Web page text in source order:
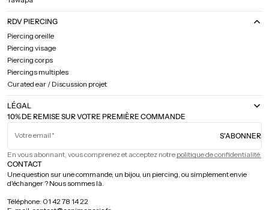
10% DE REMISE SUR VOTRE PREMIÈRE COMMANDE
Votre email S'ABONNER
En vous abonnant, vous comprenez et acceptez notre politique de confidentialité.
RDV PIERCING
Piercing oreille
Piercing visage
Piercing corps
Piercings multiples
Curated ear / Discussion projet
LÉGAL
CONTACT
Une question sur une commande, un bijou, un piercing, ou simplement envie
d'échanger ? Nous sommes là.
Téléphone: 01 42 78 14 22